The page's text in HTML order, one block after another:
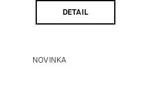
DETAIL
NOVINKA